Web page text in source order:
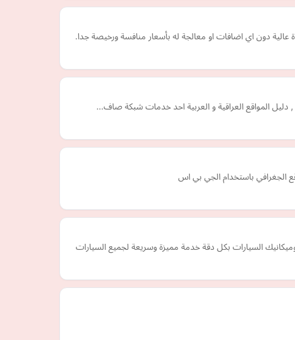
دون اي اضافات او معالجة له بأسعار منافسة ورخيصة جدا.
, دليل المواقع العراقية و العربية احد خدمات شبكة صاف…
الجغرافي باستخدام الجي بي اس
السيارات بكل دقة خدمة مميزة وسريعة لجميع السيارات